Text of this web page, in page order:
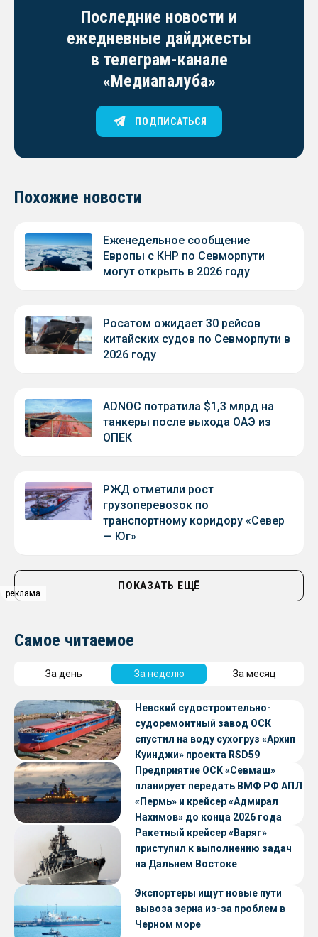
реклама
реклама
Последние новости и
ежедневные дайджесты
в телеграм-канале
«Медиапалуба»
ПОДПИСАТЬСЯ
Похожие новости
Еженедельное сообщение
Европы с КНР по Севморпути
могут открыть в 2026 году
Росатом ожидает 30 рейсов
китайских судов по Севморпути в
2026 году
ADNOC потратила $1,3 млрд на
танкеры после выхода ОАЭ из
ОПЕК
РЖД отметили рост
грузоперевозок по
транспортному коридору «Север
— Юг»
ПОКАЗАТЬ ЕЩЁ
Самое читаемое
За день За неделю За месяц
Невский судостроительно-
судоремонтный завод ОСК
спустил на воду сухогруз «Архип
Куинджи» проекта RSD59
Предприятие ОСК «Севмаш»
планирует передать ВМФ РФ АПЛ
«Пермь» и крейсер «Адмирал
Нахимов» до конца 2026 года
Ракетный крейсер «Варяг»
приступил к выполнению задач
на Дальнем Востоке
Экспортеры ищут новые пути
вывоза зерна из-за проблем в
Черном море